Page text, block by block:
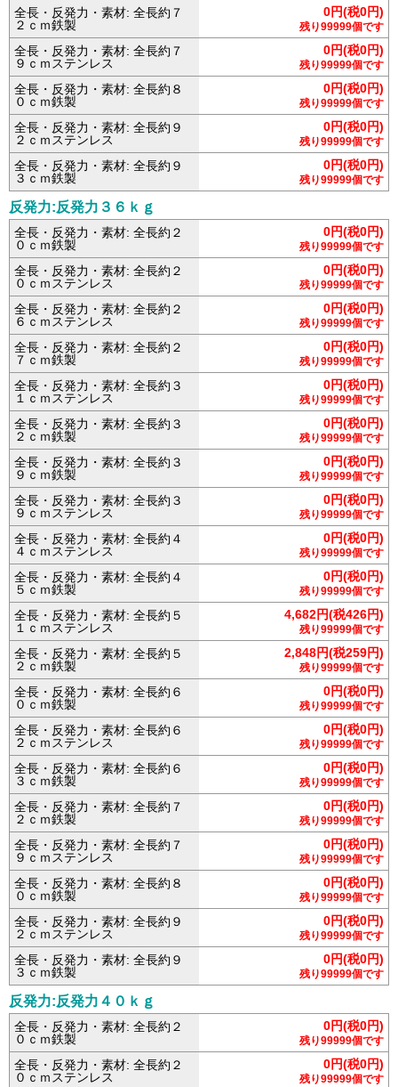
全長・反発力・素材: 全長約７
２ｃｍ鉄製
0円(税0円)
残り99999個です
全長・反発力・素材: 全長約７
９ｃｍステンレス
0円(税0円)
残り99999個です
全長・反発力・素材: 全長約８
０ｃｍ鉄製
0円(税0円)
残り99999個です
全長・反発力・素材: 全長約９
２ｃｍステンレス
0円(税0円)
残り99999個です
全長・反発力・素材: 全長約９
３ｃｍ鉄製
0円(税0円)
残り99999個です
反発力:反発力３６ｋｇ
全長・反発力・素材: 全長約２
０ｃｍ鉄製
0円(税0円)
残り99999個です
全長・反発力・素材: 全長約２
０ｃｍステンレス
0円(税0円)
残り99999個です
全長・反発力・素材: 全長約２
６ｃｍステンレス
0円(税0円)
残り99999個です
全長・反発力・素材: 全長約２
７ｃｍ鉄製
0円(税0円)
残り99999個です
全長・反発力・素材: 全長約３
１ｃｍステンレス
0円(税0円)
残り99999個です
全長・反発力・素材: 全長約３
２ｃｍ鉄製
0円(税0円)
残り99999個です
全長・反発力・素材: 全長約３
９ｃｍ鉄製
0円(税0円)
残り99999個です
全長・反発力・素材: 全長約３
９ｃｍステンレス
0円(税0円)
残り99999個です
全長・反発力・素材: 全長約４
４ｃｍステンレス
0円(税0円)
残り99999個です
全長・反発力・素材: 全長約４
５ｃｍ鉄製
0円(税0円)
残り99999個です
全長・反発力・素材: 全長約５
１ｃｍステンレス
4,682円(税426円)
残り99999個です
全長・反発力・素材: 全長約５
２ｃｍ鉄製
2,848円(税259円)
残り99999個です
全長・反発力・素材: 全長約６
０ｃｍ鉄製
0円(税0円)
残り99999個です
全長・反発力・素材: 全長約６
２ｃｍステンレス
0円(税0円)
残り99999個です
全長・反発力・素材: 全長約６
３ｃｍ鉄製
0円(税0円)
残り99999個です
全長・反発力・素材: 全長約７
２ｃｍ鉄製
0円(税0円)
残り99999個です
全長・反発力・素材: 全長約７
９ｃｍステンレス
0円(税0円)
残り99999個です
全長・反発力・素材: 全長約８
０ｃｍ鉄製
0円(税0円)
残り99999個です
全長・反発力・素材: 全長約９
２ｃｍステンレス
0円(税0円)
残り99999個です
全長・反発力・素材: 全長約９
３ｃｍ鉄製
0円(税0円)
残り99999個です
反発力:反発力４０ｋｇ
全長・反発力・素材: 全長約２
０ｃｍ鉄製
0円(税0円)
残り99999個です
全長・反発力・素材: 全長約２
０ｃｍステンレス
0円(税0円)
残り99999個です